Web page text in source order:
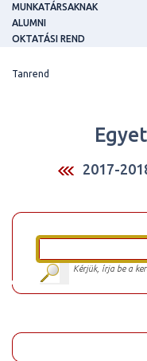
MUNKATÁRSAKNAK
ALUMNI
OKTATÁSI REND
Tanrend
2017-
Kérjük, írja be a